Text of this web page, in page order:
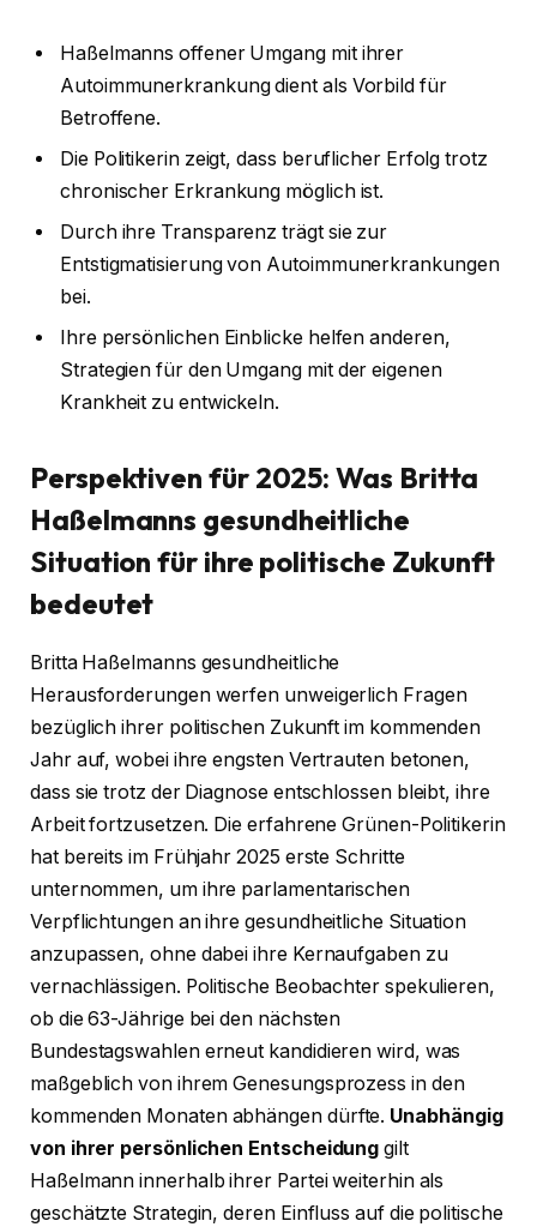
Haßelmanns offener Umgang mit ihrer
Autoimmunerkrankung dient als Vorbild für
Betroffene.
Die Politikerin zeigt, dass beruflicher Erfolg trotz
chronischer Erkrankung möglich ist.
Durch ihre Transparenz trägt sie zur
Entstigmatisierung von Autoimmunerkrankungen
bei.
Ihre persönlichen Einblicke helfen anderen,
Strategien für den Umgang mit der eigenen
Krankheit zu entwickeln.
Perspektiven für 2025: Was Britta
Haßelmanns gesundheitliche
Situation für ihre politische Zukunft
bedeutet
Britta Haßelmanns gesundheitliche
Herausforderungen werfen unweigerlich Fragen
bezüglich ihrer politischen Zukunft im kommenden
Jahr auf, wobei ihre engsten Vertrauten betonen,
dass sie trotz der Diagnose entschlossen bleibt, ihre
Arbeit fortzusetzen. Die erfahrene Grünen-Politikerin
hat bereits im Frühjahr 2025 erste Schritte
unternommen, um ihre parlamentarischen
Verpflichtungen an ihre gesundheitliche Situation
anzupassen, ohne dabei ihre Kernaufgaben zu
vernachlässigen. Politische Beobachter spekulieren,
ob die 63-Jährige bei den nächsten
Bundestagswahlen erneut kandidieren wird, was
maßgeblich von ihrem Genesungsprozess in den
kommenden Monaten abhängen dürfte. Unabhängig
von ihrer persönlichen Entscheidung gilt
Haßelmann innerhalb ihrer Partei weiterhin als
geschätzte Strategin, deren Einfluss auf die politische